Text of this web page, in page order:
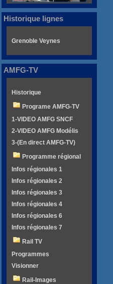
Historique lignes
Grenoble Veynes
AMFG-TV
Historique
Programe AMFG-TV
1-VIDEO AMFG SNCF
2-VIDEO AMFG Modélis
3-(En direct AMFG-TV)
Programme régional
Infos régionales 1
Infos régionales 2
Infos régionales 3
Infos régionales 4
Infos régionales 6
Infos régionales 7
Rail TV
Programmes
Visionner
Rail-Images